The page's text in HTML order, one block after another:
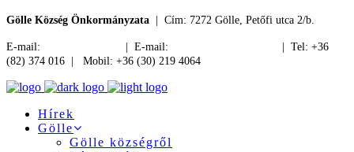
Gölle Község Önkormányzata | Cím: 7272 Gölle, Petőfi utca 2/b.
E-mail: | E-mail:
| Tel: +36
(82) 374 016 | Mobil: +36 (30) 219 4064
Hírek
Gölle
Gölle községről